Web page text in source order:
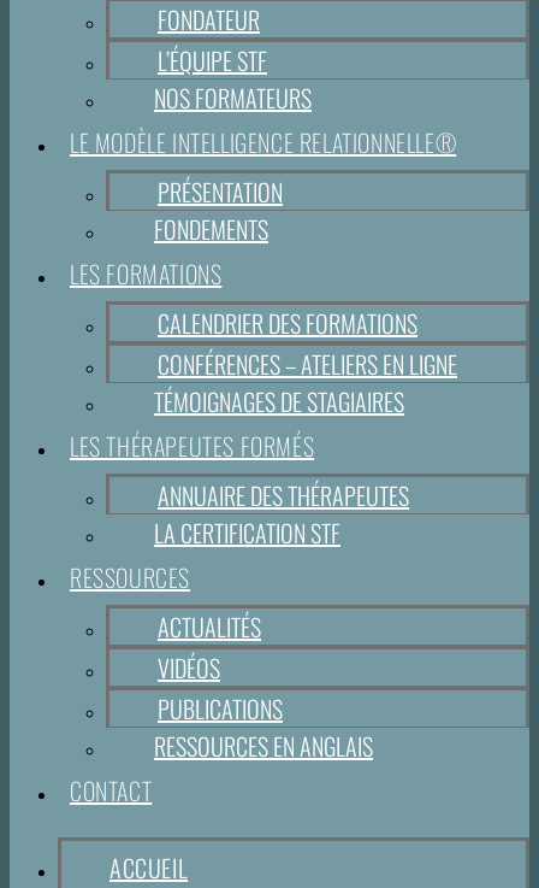
FONDATEUR
L’ÉQUIPE STF
NOS FORMATEURS
LE MODÈLE INTELLIGENCE RELATIONNELLE®
PRÉSENTATION
FONDEMENTS
LES FORMATIONS
CALENDRIER DES FORMATIONS
CONFÉRENCES – ATELIERS EN LIGNE
TÉMOIGNAGES DE STAGIAIRES
LES THÉRAPEUTES FORMÉS
ANNUAIRE DES THÉRAPEUTES
LA CERTIFICATION STF
RESSOURCES
ACTUALITÉS
VIDÉOS
PUBLICATIONS
RESSOURCES EN ANGLAIS
CONTACT
ACCUEIL